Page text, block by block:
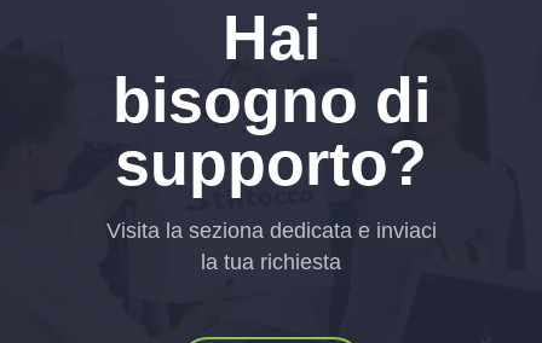
Hai
bisogno di
supporto?
Visita la seziona dedicata e inviaci
la tua richiesta